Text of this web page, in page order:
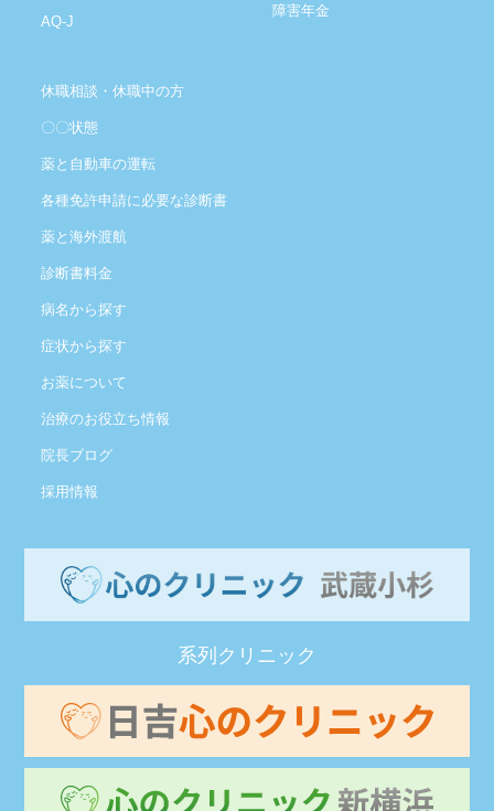
AQ-J
障害年金
休職相談・休職中の方
〇〇状態
薬と自動車の運転
各種免許申請に必要な診断書
薬と海外渡航
診断書料金
病名から探す
症状から探す
お薬について
治療のお役立ち情報
院長ブログ
採用情報
系列クリニック